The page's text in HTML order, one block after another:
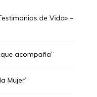
de Vida» –
acompaña”
Mujer”